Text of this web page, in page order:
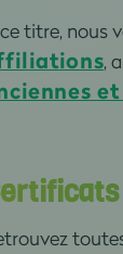
titre, nous
,